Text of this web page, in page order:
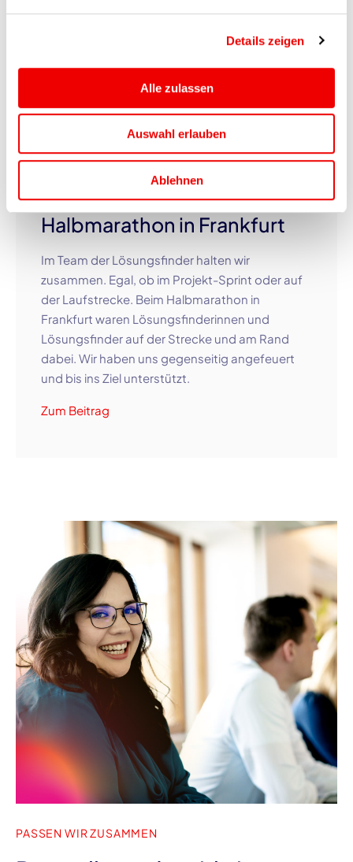
Details zeigen
Alle zulassen
Auswahl erlauben
Ablehnen
LINKEDIN
Gemeinsam am Start beim
Halbmarathon in Frankfurt
Im Team der Lösungsfinder halten wir
zusammen. Egal, ob im Projekt-Sprint oder auf
der Laufstrecke. Beim Halbmarathon in
Frankfurt waren Lösungsfinderinnen und
Lösungsfinder auf der Strecke und am Rand
dabei. Wir haben uns gegenseitig angefeuert
und bis ins Ziel unterstützt.
Zum Beitrag
PASSEN WIR ZUSAMMEN